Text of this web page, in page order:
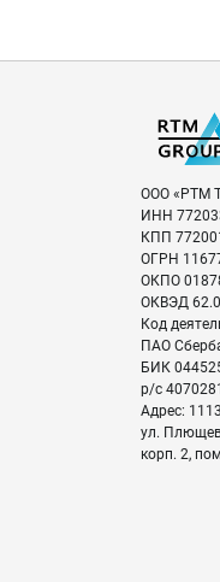
ООО «РТМ
ИНН
КПП
ОГРН
ОКПО
ОКВЭД
Код
ПАО
БИК
р/с
Адрес:
ул.
корп. 2,